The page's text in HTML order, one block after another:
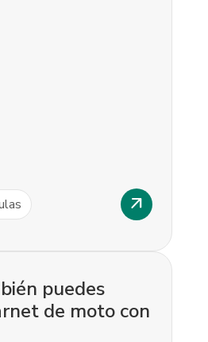
arrow_outward
puedes
de moto con